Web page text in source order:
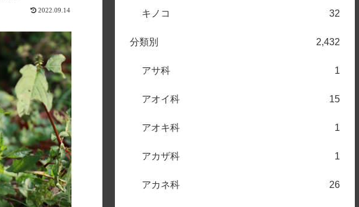
2022.09.14 キノコ 32
分類別 2,432
アサ科 1
アオイ科 15
アオキ科 1
アカザ科 1
アカネ科 26